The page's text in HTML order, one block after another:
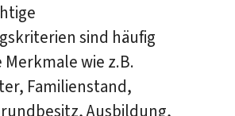
sind häufig
wie z.B.
Familienstand,
Ausbildung,